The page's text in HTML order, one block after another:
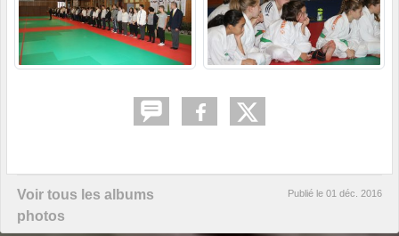
Voir tous les albums
photos
Publié le 01 déc. 2016